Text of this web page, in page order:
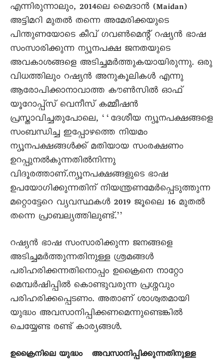
എന്നിരുന്നാലും, 2014ലെ മെെദാൻ (Maidan)
അട്ടിമറി മുതൽ തന്നെ അമേരിക്കയുടെ
പിന്തുണയോടെ കീവ് ഗവൺമെന്റ് റഷ്യൻ ഭാഷ
സംസാരിക്കുന്ന ന്യൂനപക്ഷ ജനതയുടെ
അവകാശങ്ങളെ അടിച്ചമർത്തുകയായിരുന്നു. ഒരു
വിധത്തിലും റഷ്യൻ അനുകൂലികൾ എന്നു
ആരോപിക്കാനാവാത്ത കൗൺസിൽ ഓഫ്
യൂറോപ്പ്സ് വെനീസ് കമ്മീഷൻ
പ്രസ്താവിച്ചതുപോലെ, ‘‘ദേശീയ ന്യൂനപക്ഷങ്ങളെ
സംബന്ധിച്ച ഇപ്പോഴത്തെ നിയമം
ന്യൂനപക്ഷങ്ങൾക്ക് മതിയായ സംരക്ഷണം
ഉറപ്പുനൽകുന്നതിൽനിന്നു
വിദൂരത്താണ്.ന്യൂനപക്ഷങ്ങളുടെ ഭാഷ
ഉപയോഗിക്കുന്നതിന് നിയന്ത്രണമേർപ്പെടുത്തുന്ന
മറ്റൊട്ടേറെ വ്യവസ്ഥകൾ 2019 ജൂലെെ 16 മുതൽ
തന്നെ പ്രാബല്യത്തിലുണ്ട്.’’
റഷ്യൻ ഭാഷ സംസാരിക്കുന്ന ജനങ്ങളെ
അടിച്ചമർത്തുന്നതിനുള്ള ശ്രമങ്ങൾ
പരിഹരിക്കന്നതിനൊപ്പം ഉക്രൈനെ നാറ്റോ
മെമ്പർഷിപ്പിൽ കൊണ്ടുവരുന്ന പ്രശ്നവും
പരിഹരിക്കപ്പെടണം. അതാണ് ശാശ്വതമായി
യുദ്ധം അവസാനിപ്പിക്കണമെന്നുണ്ടെങ്കിൽ
ചെയ്യേണ്ട രണ്ട് കാര്യങ്ങൾ.
ഉക്രൈനിലെ യുദ്ധം അവസാനിപ്പിക്കുന്നതിനുള്ള